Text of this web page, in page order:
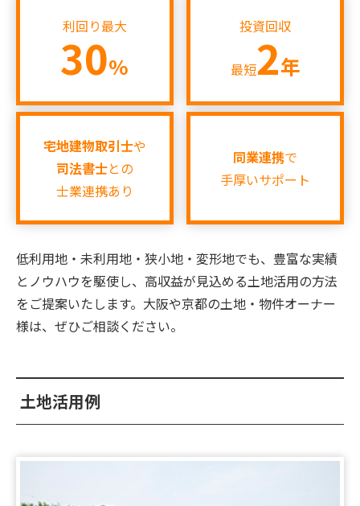
【新着‼】大阪市1件♪伊丹市1件♪摂津市1件
♪UP♪
【新着‼】大阪市2件♪亀岡市1件♪UP♪
2026.07.09
【新着‼】★本日、兵庫県伊丹市特集～！★
♪UP♪
2026.07.06
【新着‼】大阪市2件♪高槻市1件♪UP♪
★☆★これらの物件が見れるのはオレンジホームだ
け！今すぐチェックしてみてください★☆★
【新着‼】堺市1件♪摂津市2件♪UP♪
利回り最大
30%
投資回収
最短2年
宅地建物取引士や
司法書士との
士業連携あり
同業連携で
手厚いサポート
低利用地・未利用地・狭小地・変形地でも、豊富な実績
とノウハウを駆使し、高収益が見込める土地活用の方法
をご提案いたします。大阪や京都の土地・物件オーナー
様は、ぜひご相談ください。
土地活用例